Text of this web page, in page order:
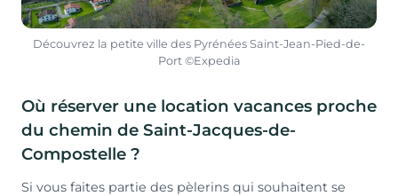
Découvrez la petite ville des Pyrénées Saint-Jean-Pied-de-
Port ©Expedia
Où réserver une location vacances proche
du chemin de Saint-Jacques-de-
Compostelle ?
Si vous faites partie des pèlerins qui souhaitent se